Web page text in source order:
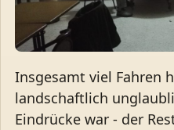
Insgesamt viel Fahren
landschaftlich
Eindrücke war - der